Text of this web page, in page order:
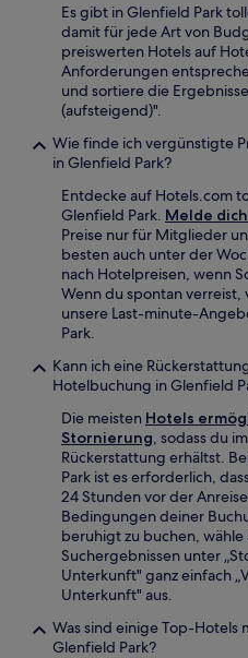
Es gibt in Glenfield Park
damit für jede Art von
preiswerten Hotels auf
Anforderungen
und sortiere die
(aufsteigend)".
Wie finde ich vergünstigte
in Glenfield Park?
Entdecke auf Hotels.com
Glenfield Park. Melde
Preise nur für Mitglieder
besten auch unter der
nach Hotelpreisen, wenn
Wenn du spontan verreist,
unsere Last-minute-
Park.
Kann ich eine
Hotelbuchung in Glenfield
Die meisten Hotels
Stornierung, sodass du
Rückerstattung erhältst.
Park ist es erforderlich,
24 Stunden vor der
Bedingungen deiner
beruhigt zu buchen,
Suchergebnissen unter
Unterkunft" ganz einfach
Unterkunft" aus.
Was sind einige Top-Hotels
Glenfield Park?